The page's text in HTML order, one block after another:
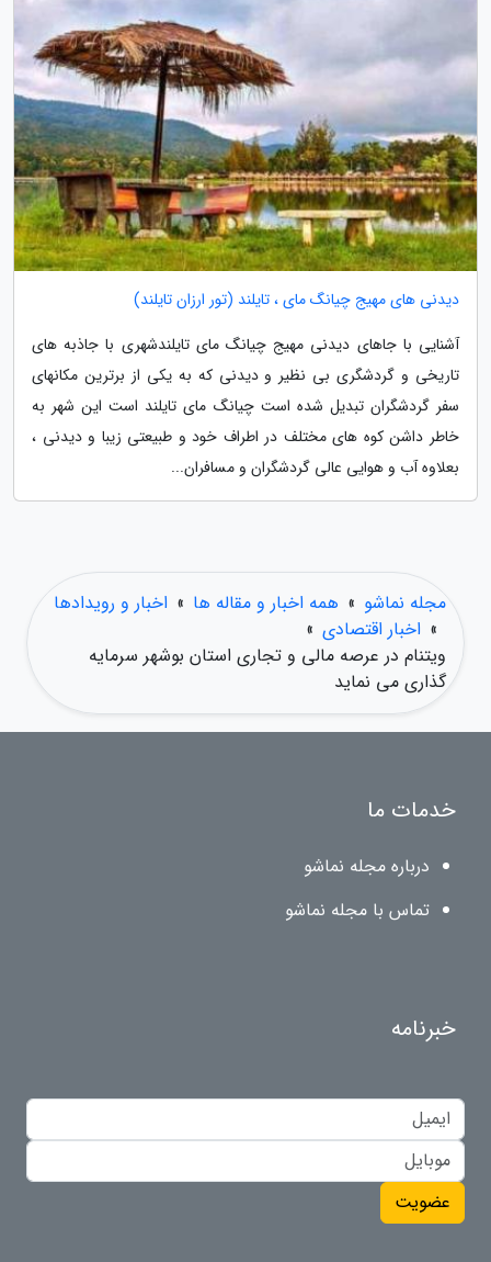
دیدنی های مهیج چیانگ مای ، تایلند (تور ارزان تایلند)
آشنایی با جاهای دیدنی مهیج چیانگ مای تایلندشهری با جاذبه های
تاریخی و گردشگری بی نظیر و دیدنی که به یکی از برترین مکانهای
سفر گردشگران تبدیل شده است چیانگ مای تایلند است این شهر به
خاطر داشن کوه های مختلف در اطراف خود و طبیعتی زیبا و دیدنی ،
بعلاوه آب و هوایی عالی گردشگران و مسافران...
مجله نماشو » همه اخبار و مقاله ها » اخبار و رویدادها
» اخبار اقتصادی »
ویتنام در عرصه مالی و تجاری استان بوشهر سرمایه
گذاری می نماید
خدمات ما
درباره مجله نماشو
تماس با مجله نماشو
خبرنامه
عضویت